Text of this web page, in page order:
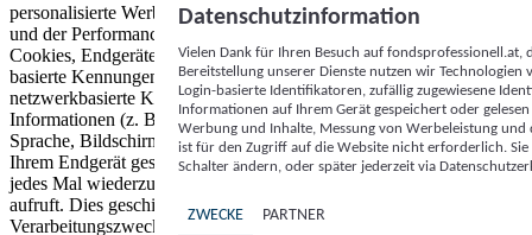
personalisierte Werbung und Inhalte, Messung von Werbeleistung
und der Performance von Inhalten sowie Zielgruppenforschung.
Cookies, Endgeräte- oder ähnliche Online-Kennungen (z. B. login-
basierte Kennungen, zufällig generierte Kennungen,
netzwerkbasierte Kennungen) können zusammen mit anderen
Informationen (z. B. Browsertyp und Browserinformationen,
Sprache, Bildschirmgröße, unterstützte Technologien usw.) auf
Ihrem Endgerät gespeichert oder von dort ausgelesen werden, um es
jedes Mal wiederzuerkennen, wenn es eine App oder einer Webseite
aufruft. Dies geschieht für einen oder mehrere der hier aufgeführten
Verarbeitungszwecke.
Datenschutzinformation
Vielen Dank für Ihren Besuch auf
Bereitstellung unserer Dienste nutzen wir Technologien
Login-basierte Identifikatoren, zufällig zugewiesene
Informationen auf Ihrem Gerät gespeichert oder
Werbung und Inhalte, Messung von Werbeleistung
ist für den Zugriff auf die Website nicht erforderlich.
Schalter ändern, oder später jederzeit via
ZWECKE PARTNER